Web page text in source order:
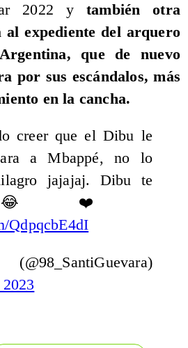
2022 y también otra
al expediente del arquero
que de nuevo
por sus escándalos, más
en la cancha.
creer que el Dibu le
a Mbappé, no lo
jajajaj. Dibu te
😂❤️
QdpqcbE4dI